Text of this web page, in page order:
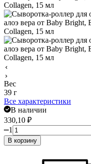
Вес
39 г
Все характеристики
В наличии
330,10 ₽
1
В корзину